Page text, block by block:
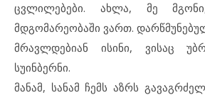
ცვლილებები. ახლა, მე
მდგომარეობაში ვართ.
მრავლდებიან ისინი, ვისაც
სუინბერნი.
მანამ, სანამ ჩემს აზრს